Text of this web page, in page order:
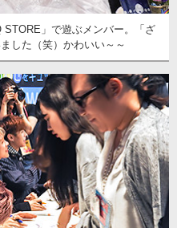
」で遊ぶメンバー。「ざ
した（笑）かわいい～～